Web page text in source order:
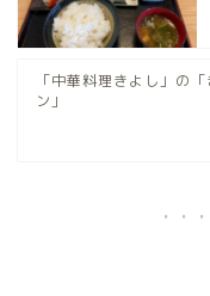
「中華料理きよし」の
ン」